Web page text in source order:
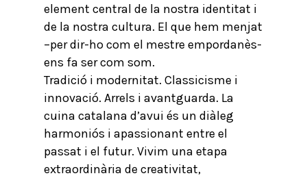
element central de la nostra identitat i
de la nostra cultura. El que hem menjat
–per dir-ho com el mestre empordanès-
ens fa ser com som.
Tradició i modernitat. Classicisme i
innovació. Arrels i avantguarda. La
cuina catalana d’avui és un diàleg
harmoniós i apassionant entre el
passat i el futur. Vivim una etapa
extraordinària de creativitat,